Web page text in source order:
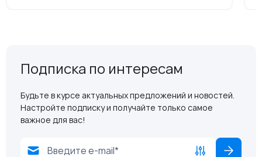
Подписка по интересам
Будьте в курсе актуальных предложений и новостей.
Настройте подписку и получайте только самое
важное для вас!